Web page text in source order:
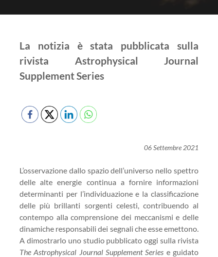
La notizia è stata pubblicata sulla
rivista Astrophysical Journal
Supplement Series
06 Settembre 2021
L’osservazione dallo spazio dell’universo nello spettro
delle alte energie continua a fornire informazioni
determinanti per l’individuazione e la classificazione
delle più brillanti sorgenti celesti, contribuendo al
contempo alla comprensione dei meccanismi e delle
dinamiche responsabili dei segnali che esse emettono.
A dimostrarlo uno studio pubblicato oggi sulla rivista
The Astrophysical Journal Supplement Series e guidato